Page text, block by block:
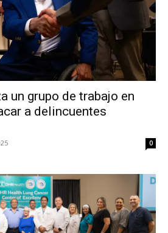
un grupo de trabajo en
a delincuentes
0